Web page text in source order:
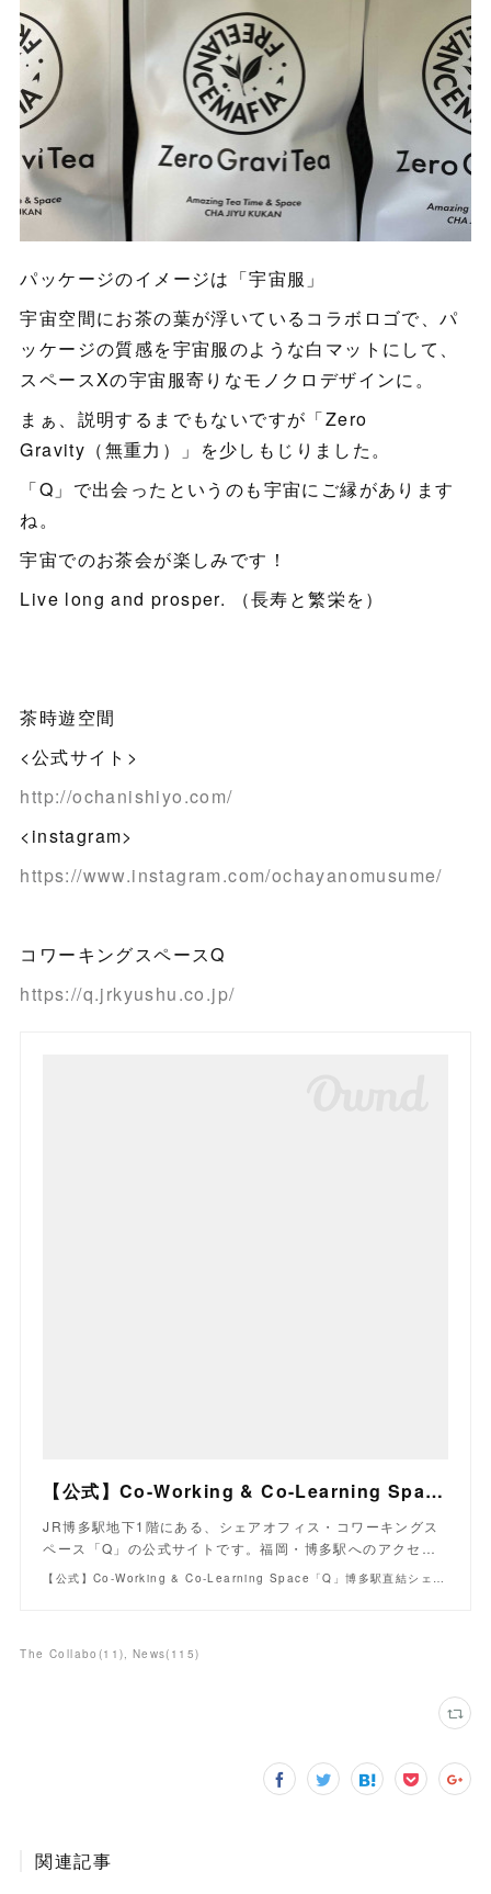
パッケージのイメージは「宇宙服」
宇宙空間にお茶の葉が浮いているコラボロゴで、パ
ッケージの質感を宇宙服のような白マットにして、
スペースXの宇宙服寄りなモノクロデザインに。
まぁ、説明するまでもないですが「Zero
Gravity（無重力）」を少しもじりました。
「Q」で出会ったというのも宇宙にご縁があります
ね。
宇宙でのお茶会が楽しみです！
Live long and prosper. （長寿と繁栄を）
茶時遊空間
<公式サイト>
http://ochanishiyo.com/
<instagram>
https://www.instagram.com/ochayanomusume/
コワーキングスペースQ
https://q.jrkyushu.co.jp/
【公式】Co-Working & Co-Learning Space「Q」博多駅直結シェアオフィス・コワーキングスペース
JR博多駅地下1階にある、シェアオフィス・コワーキングス
ペース「Q」の公式サイトです。福岡・博多駅へのアクセ…
【公式】Co-Working & Co-Learning Space「Q」博多駅直結シェアオフィス・コワーキングスペース | JR博多駅地下1階にある、シェアオフィス・コワーキングスペース「Q」の公式
The Collabo (11 ) News( 115)
関連記事